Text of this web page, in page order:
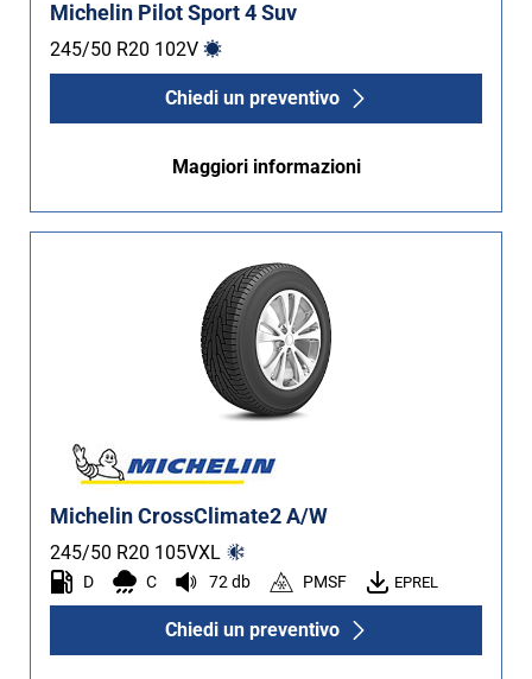
Michelin Pilot Sport 4 Suv
245/50 R20 102V
Chiedi un preventivo
Maggiori informazioni
Michelin CrossClimate2 A/W
245/50 R20 105VXL
D C 72 db PMSF EPREL
Chiedi un preventivo